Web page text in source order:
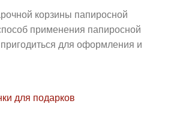
корзины папиросной
применения папиросной
для оформления и